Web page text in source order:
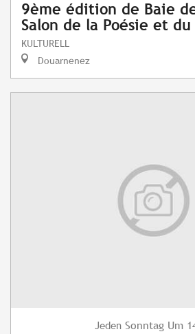
9ème édition de Baie
Salon de la Poésie et
KULTURELL
Douarnenez
Jeden Sonntag Um